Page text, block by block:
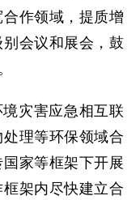
作领域，提质增
会议和展会，鼓
灾害应急相互联
理等环保领域合
家等框架下开展
架内尽快建立合